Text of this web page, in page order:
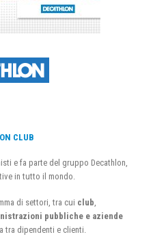
CLUB
e fa parte del gruppo Decathlon,
in tutto il mondo.
di settori, tra cui club
pubbliche e aziende
tra dipendenti e clienti.